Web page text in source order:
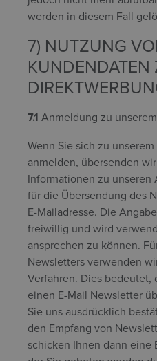
werden in diesem Fall
7) NUTZUNG
KUNDENDATEN
7.1 Anmeldung zu
Wenn Sie sich zu
anmelden, übersenden
Informationen zu unseren
für die Übersendung des
E-Mailadresse. Die
freiwillig und wird
ansprechen zu können.
Newsletters verwenden
Verfahren. Dies bedeutet,
einen E-Mail Newsletter
Sie uns ausdrücklich
den Empfang von
schicken Ihnen dann eine